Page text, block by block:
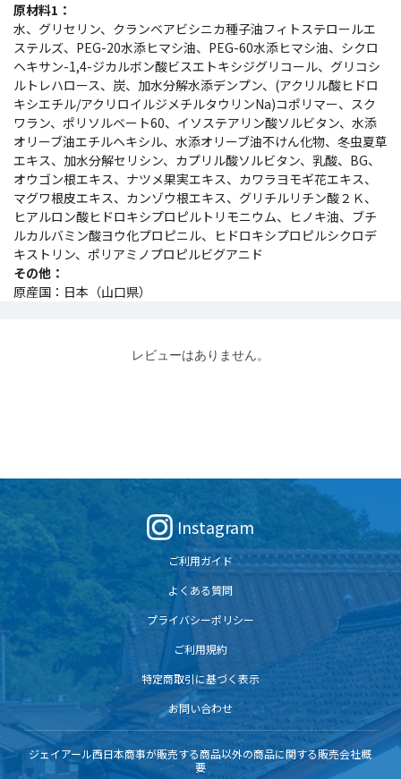
原材料1：
水、グリセリン、クランベアビシニカ種子油フィトステロールエ
ステルズ、PEG-20水添ヒマシ油、PEG-60水添ヒマシ油、シクロ
ヘキサン-1,4-ジカルボン酸ビスエトキシジグリコール、グリコシ
ルトレハロース、炭、加水分解水添デンプン、(アクリル酸ヒドロ
キシエチル/アクリロイルジメチルタウリンNa)コポリマー、スク
ワラン、ポリソルベート60、イソステアリン酸ソルビタン、水添
オリーブ油エチルヘキシル、水添オリーブ油不けん化物、冬虫夏草
エキス、加水分解セリシン、カプリル酸ソルビタン、乳酸、BG、
オウゴン根エキス、ナツメ果実エキス、カワラヨモギ花エキス、
マグワ根皮エキス、カンゾウ根エキス、グリチルリチン酸２Ｋ、
ヒアルロン酸ヒドロキシプロピルトリモニウム、ヒノキ油、ブチ
ルカルバミン酸ヨウ化プロピニル、ヒドロキシプロピルシクロデ
キストリン、ポリアミノプロピルビグアニド
その他：
原産国：日本（山口県）
レビューはありません。
Instagram
ご利用ガイド
よくある質問
プライバシーポリシー
ご利用規約
特定商取引に基づく表示
お問い合わせ
ジェイアール西日本商事が販売する商品以外の商品に関する販売会社概
要